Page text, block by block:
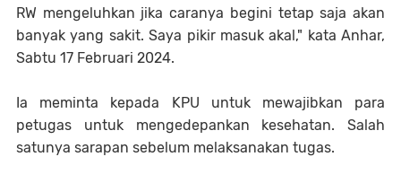
RW mengeluhkan jika caranya begini tetap saja akan
banyak yang sakit. Saya pikir masuk akal," kata Anhar,
Sabtu 17 Februari 2024.
Ia meminta kepada KPU untuk mewajibkan para
petugas untuk mengedepankan kesehatan. Salah
satunya sarapan sebelum melaksanakan tugas.